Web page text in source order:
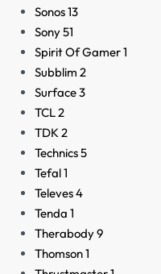
Sonos13
Sony51
Spirit Of Gamer1
Subblim 2
Surface3
TCL2
TDK 2
Technics5
Tefal1
Televes4
Tenda 1
Therabody9
Thomson1